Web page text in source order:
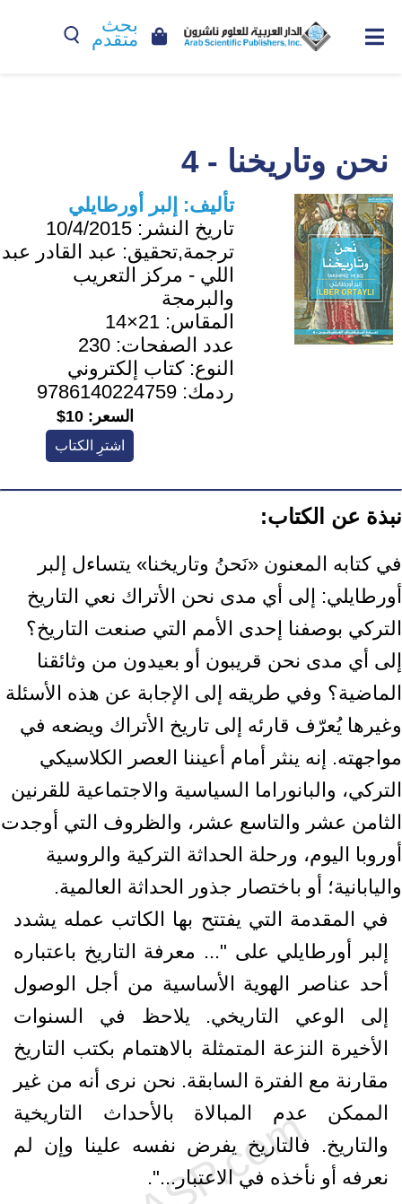
بحث
متقدم
نحن وتاريخنا - 4
تأليف: إلبر أورطايلي
تاريخ النشر: 10/4/2015
ترجمة,تحقيق: عبد القادر عبد
اللي - مركز التعريب
والبرمجة
المقاس: 21×14
عدد الصفحات: 230
النوع:كتاب إلكتروني
ردمك: 9786140224759
السعر: 10$
اشترِ الكتاب
نبذة عن الكتاب:
في كتابه المعنون «نَحنُ وتاريخنا» يتساءل إلبر
أورطايلي: إلى أي مدى نحن الأتراك نعي التاريخ
التركي بوصفنا إحدى الأمم التي صنعت التاريخ؟
إلى أي مدى نحن قريبون أو بعيدون من وثائقنا
الماضية؟ وفي طريقه إلى الإجابة عن هذه الأسئلة
وغيرها يُعرّف قارئه إلى تاريخ الأتراك ويضعه في
مواجهته. إنه ينثر أمام أعيننا العصر الكلاسيكي
التركي، والبانوراما السياسية والاجتماعية للقرنين
الثامن عشر والتاسع عشر، والظروف التي أوجدت
أوروبا اليوم، ورحلة الحداثة التركية والروسية
واليابانية؛ أو باختصار جذور الحداثة العالمية.
في المقدمة التي يفتتح بها الكاتب عمله يشدد
إلبر أورطايلي على "... معرفة التاريخ باعتباره
أحد عناصر الهوية الأساسية من أجل الوصول
إلى الوعي التاريخي. يلاحظ في السنوات
الأخيرة النزعة المتمثلة بالاهتمام بكتب التاريخ
مقارنة مع الفترة السابقة. نحن نرى أنه من غير
الممكن عدم المبالاة بالأحداث التاريخية
والتاريخ. فالتاريخ يفرض نفسه علينا وإن لم
نعرفه أو نأخذه في الاعتبار...".